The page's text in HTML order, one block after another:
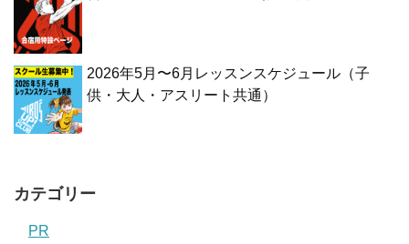
2026年5月〜6月レッスンスケジュール（子
供・大人・アスリート共通）
カテゴリー
PR